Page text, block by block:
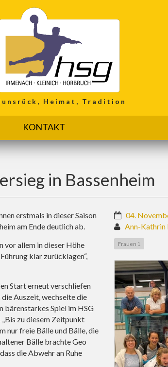
Heimat, Tradition
KONTAKT
in Bassenheim
erstmals in dieser Saison
am Ende deutlich ab.
vor allem in dieser Höhe
klar zurücklagen“,
Start erneut verschliefen
Auszeit, wechselte die
bärenstarkes Spiel im HSG
zu diesem Zeitpunkt
nur freie Bälle und Bälle, die
Bälle brachte Geo
die Abwehr an Ruhe
04.
Ann-Kathrin
Frauen 1